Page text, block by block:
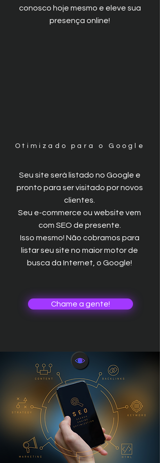
conosco hoje mesmo e eleve sua
presença online!
Otimizado para o Google
Seu site será listado no Google e
pronto para ser visitado por novos
clientes.
Seu e-commerce ou website vem
com SEO de presente.
Isso mesmo! Não cobramos para
listar seu site no maior motor de
busca da Internet, o Google!
Chame a gente!